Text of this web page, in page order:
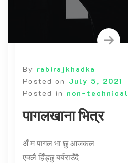
By rabirajkhadka
Posted on July 5, 2021
Posted in non-technical
पागलखाना भित्र
अँ म पागल भा छु आजकल
एक्लै हिँड्छु बर्बराउँदै